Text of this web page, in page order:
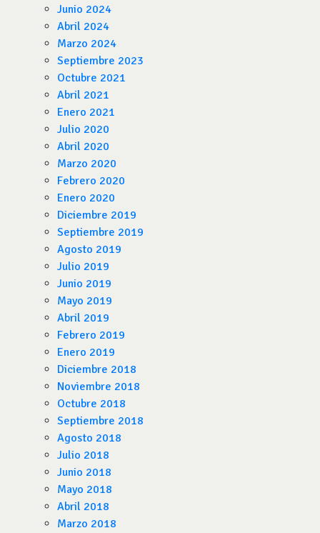
Junio 2024
Abril 2024
Marzo 2024
Septiembre 2023
Octubre 2021
Abril 2021
Enero 2021
Julio 2020
Abril 2020
Marzo 2020
Febrero 2020
Enero 2020
Diciembre 2019
Septiembre 2019
Agosto 2019
Julio 2019
Junio 2019
Mayo 2019
Abril 2019
Febrero 2019
Enero 2019
Diciembre 2018
Noviembre 2018
Octubre 2018
Septiembre 2018
Agosto 2018
Julio 2018
Junio 2018
Mayo 2018
Abril 2018
Marzo 2018